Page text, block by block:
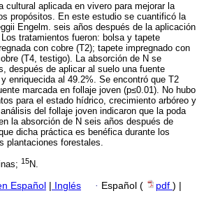
cultural aplicada en vivero para mejorar la
propósitos. En este estudio se cuantificó la
Engelm. seis años después de la aplicación
tratamientos fueron: bolsa y tapete
con cobre (T2); tapete impregnado con
(T4, testigo). La absorción de N se
después de aplicar al suelo una fuente
enriquecida al 49.2%. Se encontró que T2
marcada en follaje joven (p≤0.01). No hubo
para el estado hídrico, crecimiento arbóreo y
del follaje joven indicaron que la poda
la absorción de N seis años después de
dicha práctica es benéfica durante los
plantaciones forestales.
15N.
Español Inglés · Español ( pdf ) |